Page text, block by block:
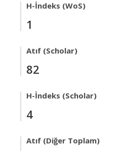
H-İndeks (WoS)
1
Atıf (Scholar)
82
H-İndeks (Scholar)
4
Atıf (Diğer Toplam)